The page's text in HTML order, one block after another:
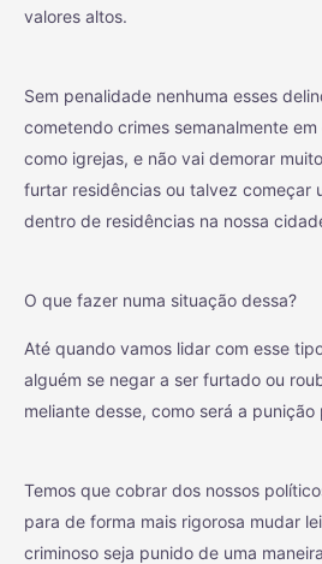
valores altos.
Sem penalidade nenhuma esses
cometendo crimes semanalmente
como igrejas, e não vai demorar
furtar residências ou talvez começar
dentro de residências na nossa
O que fazer numa situação dessa?
Até quando vamos lidar com esse
alguém se negar a ser furtado ou
meliante desse, como será a
Temos que cobrar dos nossos
para de forma mais rigorosa mudar
criminoso seja punido de uma